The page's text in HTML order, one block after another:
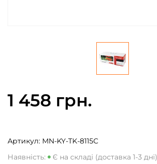
1 458 грн.
Артикул: MN-KY-TK-8115C
Наявність:
Є на складі (доставка 1-3 дні)